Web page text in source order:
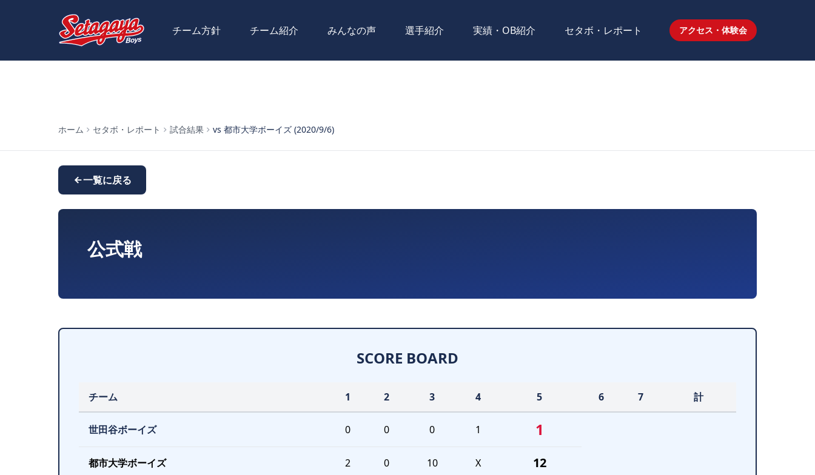
チーム方針 チーム紹介 みんなの声 選手紹介 実績・OB紹介 セタボ・レポート アクセス・体験会
ホーム セタボ・レポート 試合結果 vs 都市大学ボーイズ (2020/9/6)
一覧に戻る
公式戦
SCORE BOARD
チーム 1 2 3 4 5 6 7 計
世田谷ボーイズ 0 0 0 1 1
都市大学ボーイズ 2 0 10 X 12